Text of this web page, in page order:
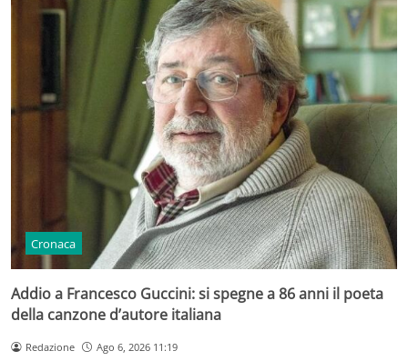
Cronaca
Addio a Francesco Guccini: si spegne a 86 anni il poeta
della canzone d’autore italiana
Redazione Ago 6, 2026 11:19